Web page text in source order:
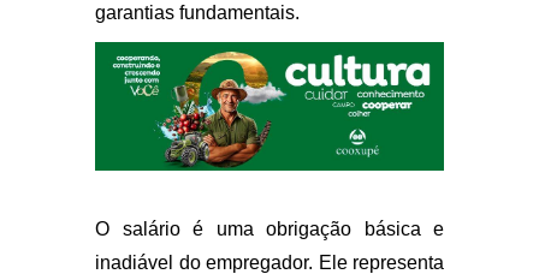
garantias fundamentais.
O salário é uma obrigação básica e
inadiável do empregador. Ele representa